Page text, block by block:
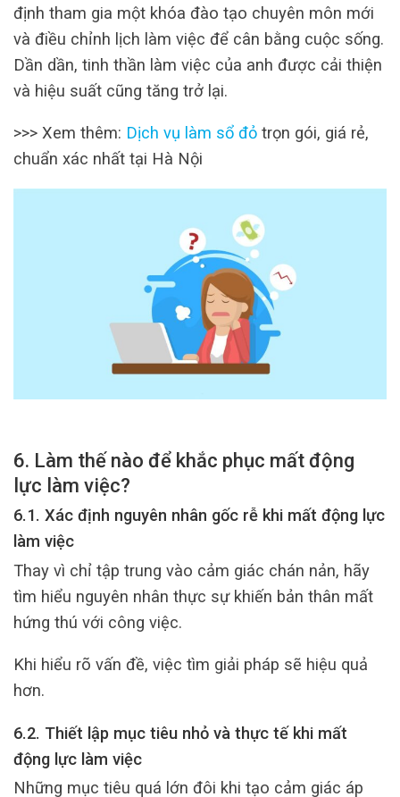
định tham gia một khóa đào tạo chuyên môn mới
và điều chỉnh lịch làm việc để cân bằng cuộc sống.
Dần dần, tinh thần làm việc của anh được cải thiện
và hiệu suất cũng tăng trở lại.
>>> Xem thêm: Dịch vụ làm sổ đỏ trọn gói, giá rẻ,
chuẩn xác nhất tại Hà Nội
6. Làm thế nào để khắc phục mất động
lực làm việc?
6.1. Xác định nguyên nhân gốc rễ khi mất động lực
làm việc
Thay vì chỉ tập trung vào cảm giác chán nản, hãy
tìm hiểu nguyên nhân thực sự khiến bản thân mất
hứng thú với công việc.
Khi hiểu rõ vấn đề, việc tìm giải pháp sẽ hiệu quả
hơn.
6.2. Thiết lập mục tiêu nhỏ và thực tế khi mất
động lực làm việc
Những mục tiêu quá lớn đôi khi tạo cảm giác áp